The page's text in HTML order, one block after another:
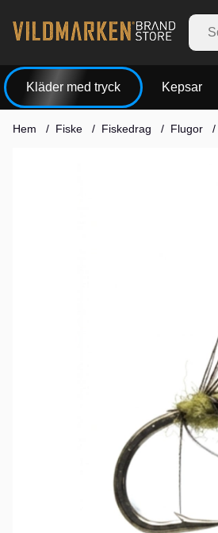
Kläder med tryck Kepsar
Hem Fiske Fiskedrag Flugor